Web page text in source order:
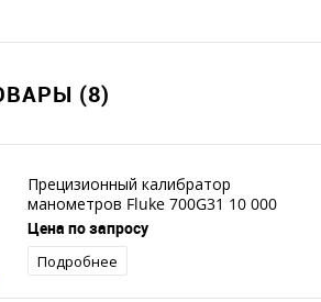
(8)
Прецизионный калибратор
манометров Fluke 700G31 10 000
PSIG
Цена по запросу
Подробнее